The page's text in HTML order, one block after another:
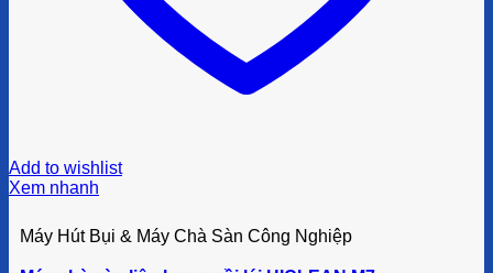
Add to wishlist
Xem nhanh
Máy Hút Bụi & Máy Chà Sàn Công Nghiệp